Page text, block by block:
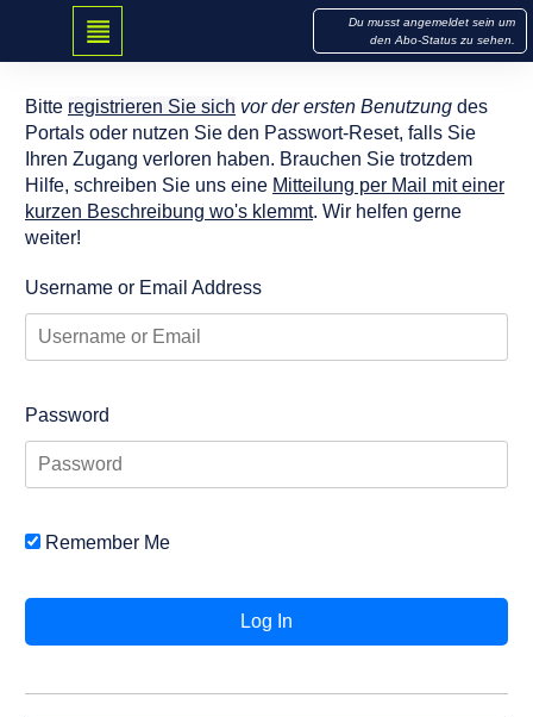
Du musst angemeldet sein um
den Abo-Status zu sehen.
nicht eingeloggt
Bitte registrieren Sie sich vor der ersten Benutzung des
Portals oder nutzen Sie den Passwort-Reset, falls Sie
Ihren Zugang verloren haben. Brauchen Sie trotzdem
Hilfe, schreiben Sie uns eine Mitteilung per Mail mit einer
kurzen Beschreibung wo's klemmt. Wir helfen gerne
weiter!
Username or Email Address
Password
Remember Me